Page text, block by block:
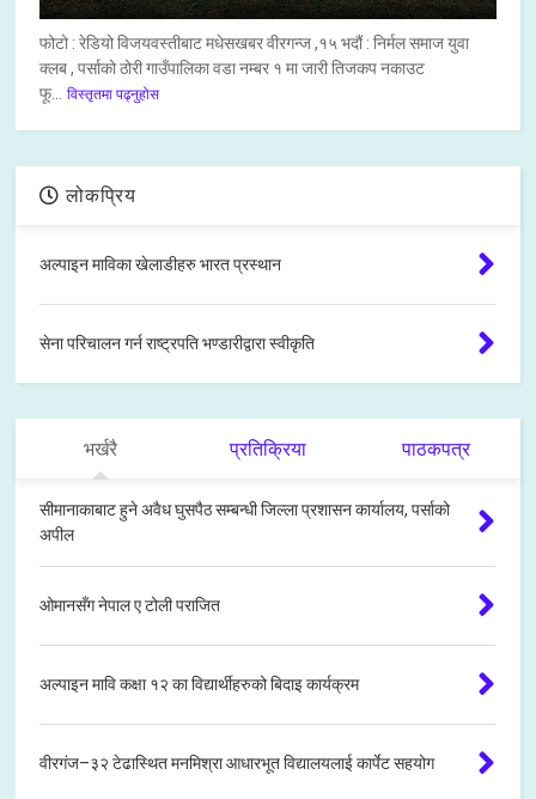
फोटो : रेडियो विजयवस्तीबाट मधेसखबर वीरगन्ज ,१५ भदौं : निर्मल समाज युवा
क्लब , पर्साको ठोरी गाउँपालिका वडा नम्बर १ मा जारी तिजकप नकाउट
फू...
विस्तृतमा पढ्नुहोस
लोकप्रिय
अल्पाइन माविका खेलाडीहरु भारत प्रस्थान
सेना परिचालन गर्न राष्ट्रपति भण्डारीद्वारा स्वीकृति
भर्खरै प्रतिक्रिया पाठकपत्र
सीमानाकाबाट हुने अवैध घुसपैठ सम्बन्धी जिल्ला प्रशासन कार्यालय, पर्साको
अपील
ओमानसँग नेपाल ए टोली पराजित
अल्पाइन मावि कक्षा १२ का विद्यार्थीहरुको बिदाइ कार्यक्रम
वीरगंज–३२ टेढास्थित मनमिश्रा आधारभूत विद्यालयलाई कार्पेट सहयोग